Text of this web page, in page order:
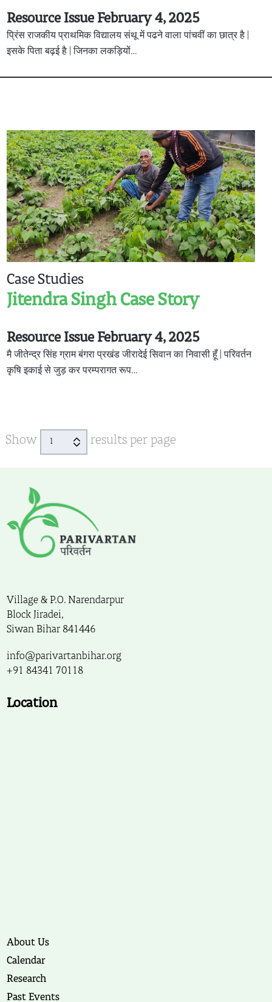
Resource Issue February 4, 2025
प्रिंस राजकीय प्राथमिक विद्यालय संथू में पढने वाला पांचवीं का छात्र है |
इसके पिता बढ़ई है | जिनका लकड़ियों…
Case Studies
Jitendra Singh Case Story
Resource Issue February 4, 2025
मै जीतेन्द्र सिंह ग्राम बंगरा प्रखंड जीरादेई सिवान का निवासी हूँ | परिवर्तन
कृषि इकाई से जुड़ कर परम्परागत रूप…
Show results per page
Village & P.O. Narendarpur
Block Jiradei,
Siwan Bihar 841446
info@parivartanbihar.org
+91 84341 70118
Location
About Us
Calendar
Research
Past Events